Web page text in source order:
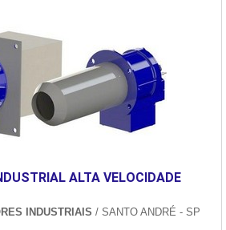
ALTA VELOCIDADE
INDUSTRIAIS / SANTO ANDRÉ - SP